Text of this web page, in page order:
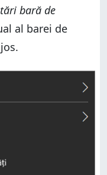
bară de
al barei de